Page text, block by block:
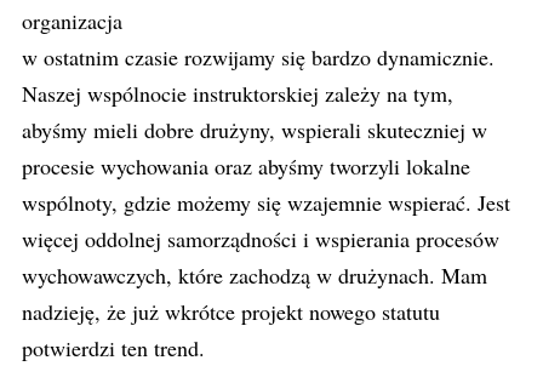
organizacja
w ostatnim czasie rozwijamy się bardzo dynamicznie.
Naszej wspólnocie instruktorskiej zależy na tym,
abyśmy mieli dobre drużyny, wspierali skuteczniej w
procesie wychowania oraz abyśmy tworzyli lokalne
wspólnoty, gdzie możemy się wzajemnie wspierać. Jest
więcej oddolnej samorządności i wspierania procesów
wychowawczych, które zachodzą w drużynach. Mam
nadzieję, że już wkrótce projekt nowego statutu
potwierdzi ten trend.